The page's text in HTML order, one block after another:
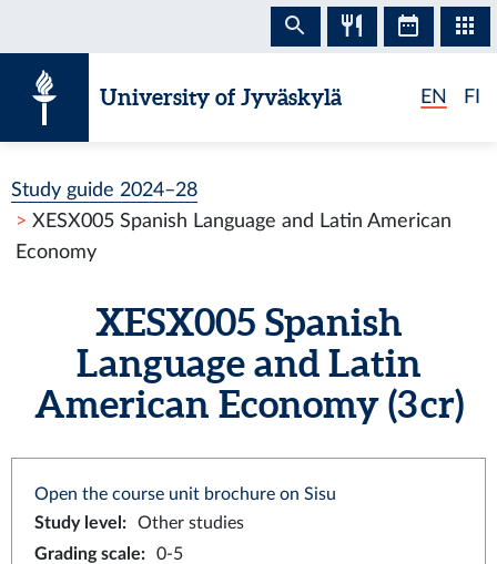
University of Jyväskylä EN FI
Study guide 2024–28
XESX005 Spanish Language and Latin American
Economy
XESX005 Spanish
Language and Latin
American Economy (3 cr)
Open the course unit brochure on Sisu
Study level :
Other studies
Grading scale:
0-5